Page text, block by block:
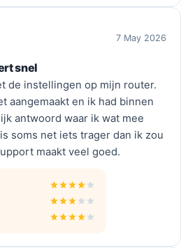
7 May 2026
snel
de instellingen op mijn router.
aangemaakt en ik had binnen
antwoord waar ik wat mee
soms net iets trager dan ik zou
maakt veel goed.